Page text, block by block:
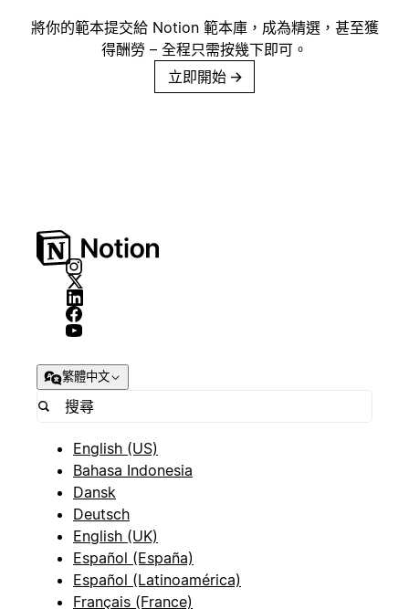
將你的範本提交給 Notion 範本庫，成為精選，甚至獲
得酬勞 – 全程只需按幾下即可。
立即開始 →
繁體中文
English (US)
Bahasa Indonesia
Dansk
Deutsch
English (UK)
Español (España)
Español (Latinoamérica)
Français (France)